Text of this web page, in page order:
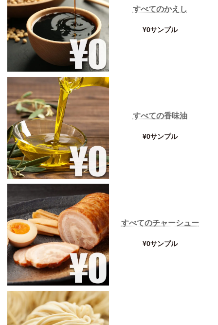
すべてのかえし
¥0サンプル
すべての香味油
¥0サンプル
すべてのチャーシュー
¥0サンプル